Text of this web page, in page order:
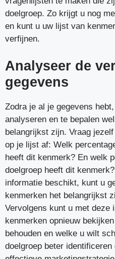
doelgroep. Zo krijgt u nog
en kunt u uw lijst van
verfijnen.
Analyseer de
gegevens
Zodra je al je gegevens
analyseren en te bepalen
belangrijkst zijn. Vraag
op je lijst af: Welk
heeft dit kenmerk? En welk
doelgroep heeft dit
informatie beschikt, kunt u
kenmerken het belangrijkst
Vervolgens kunt u met deze
kenmerken opnieuw
behouden en welke u wilt
doelgroep beter